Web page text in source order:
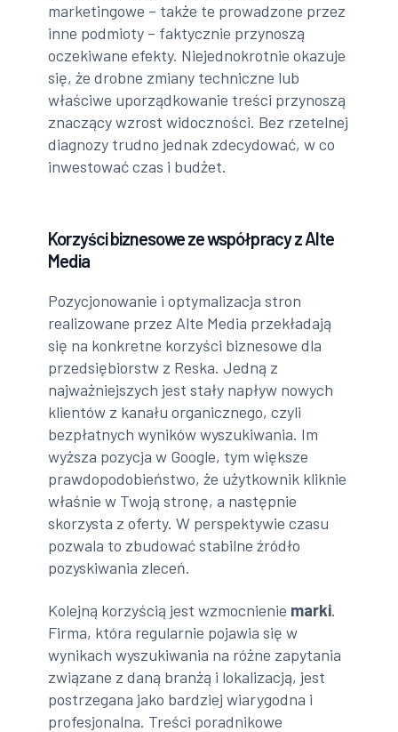
marketingowe – także te prowadzone przez
inne podmioty – faktycznie przynoszą
oczekiwane efekty. Niejednokrotnie okazuje
się, że drobne zmiany techniczne lub
właściwe uporządkowanie treści przynoszą
znaczący wzrost widoczności. Bez rzetelnej
diagnozy trudno jednak zdecydować, w co
inwestować czas i budżet.
Korzyści biznesowe ze współpracy z Alte
Media
Pozycjonowanie i optymalizacja stron
realizowane przez Alte Media przekładają
się na konkretne korzyści biznesowe dla
przedsiębiorstw z Reska. Jedną z
najważniejszych jest stały napływ nowych
klientów z kanału organicznego, czyli
bezpłatnych wyników wyszukiwania. Im
wyższa pozycja w Google, tym większe
prawdopodobieństwo, że użytkownik kliknie
właśnie w Twoją stronę, a następnie
skorzysta z oferty. W perspektywie czasu
pozwala to zbudować stabilne źródło
pozyskiwania zleceń.
Kolejną korzyścią jest wzmocnienie marki.
Firma, która regularnie pojawia się w
wynikach wyszukiwania na różne zapytania
związane z daną branżą i lokalizacją, jest
postrzegana jako bardziej wiarygodna i
profesjonalna. Treści poradnikowe